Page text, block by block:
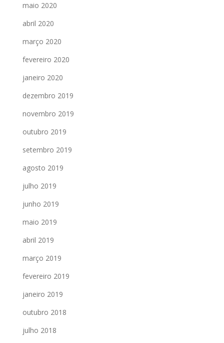
maio 2020
abril 2020
março 2020
fevereiro 2020
janeiro 2020
dezembro 2019
novembro 2019
outubro 2019
setembro 2019
agosto 2019
julho 2019
junho 2019
maio 2019
abril 2019
março 2019
fevereiro 2019
janeiro 2019
outubro 2018
julho 2018